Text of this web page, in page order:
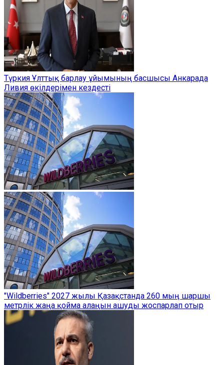
Түркия Ұлттық барлау ұйымының басшысы Анкарада
Ливия өкілдерімен кездесті
"Wildberries" 2027 жылы Қазақстанда 260 мың шаршы
метрлік жаңа қойма алаңын ашуды жоспарлап отыр